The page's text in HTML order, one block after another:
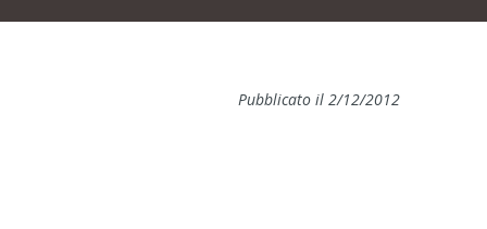
Pubblicato il 2/12/2012